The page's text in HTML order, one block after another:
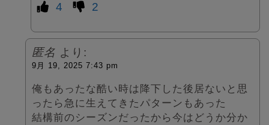
4 2
匿名 より:
9月 19, 2025 7:43 pm
俺もあったな酷い時は降下した後居ないと思
ったら急に生えてきたパターンもあった
結構前のシーズンだったから今はどうか分か